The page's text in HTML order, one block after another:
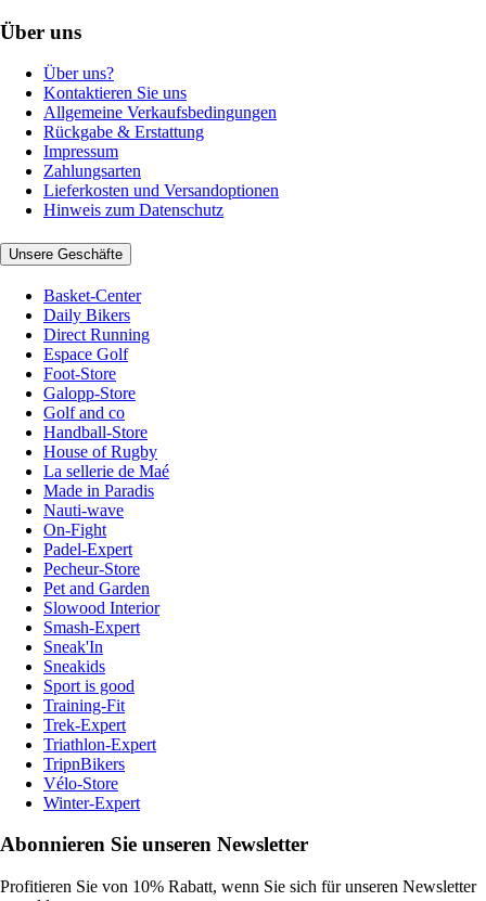
Über uns
Über uns?
Kontaktieren Sie uns
Allgemeine Verkaufsbedingungen
Rückgabe & Erstattung
Impressum
Zahlungsarten
Lieferkosten und Versandoptionen
Hinweis zum Datenschutz
Unsere Geschäfte
Basket-Center
Daily Bikers
Direct Running
Espace Golf
Foot-Store
Galopp-Store
Golf and co
Handball-Store
House of Rugby
La sellerie de Maé
Made in Paradis
Nauti-wave
On-Fight
Padel-Expert
Pecheur-Store
Pet and Garden
Slowood Interior
Smash-Expert
Sneak'In
Sneakids
Sport is good
Training-Fit
Trek-Expert
Triathlon-Expert
TripnBikers
Vélo-Store
Winter-Expert
Abonnieren Sie unseren Newsletter
Profitieren Sie von 10% Rabatt, wenn Sie sich für unseren Newsletter